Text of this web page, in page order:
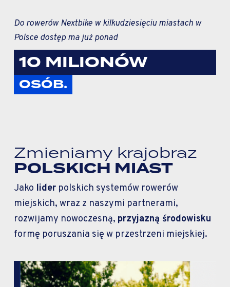
Do rowerów Nextbike w kilkudziesięciu miastach w
Polsce dostęp ma już ponad
10 MILIONÓW
OSÓB.
Zmieniamy krajobraz
POLSKICH MIAST
Jako liderpolskich systemów rowerów
miejskich, wraz z naszymi partnerami,
rozwijamy nowoczesną, przyjazną środowisku
formę poruszania się w przestrzeni miejskiej.